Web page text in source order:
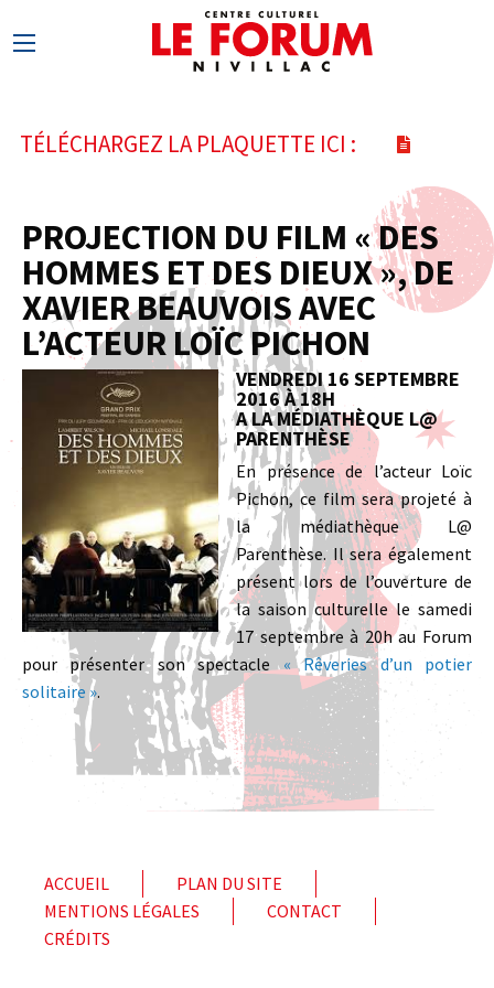
TÉLÉCHARGEZ LA PLAQUETTE ICI :
PROJECTION DU FILM « DES
HOMMES ET DES DIEUX », DE
XAVIER BEAUVOIS AVEC
L’ACTEUR LOÏC PICHON
VENDREDI 16 SEPTEMBRE
2016 À 18H
A LA MÉDIATHÈQUE L@
PARENTHÈSE
En présence de l’acteur Loïc
Pichon, ce film sera projeté à
la médiathèque L@
Parenthèse. Il sera également
présent lors de l’ouverture de
la saison culturelle le samedi
17 septembre à 20h au Forum
pour présenter son spectacle« Rêveries d’un potier
solitaire ».
ACCUEIL
PLAN DU SITE
MENTIONS LÉGALES
CONTACT
CRÉDITS